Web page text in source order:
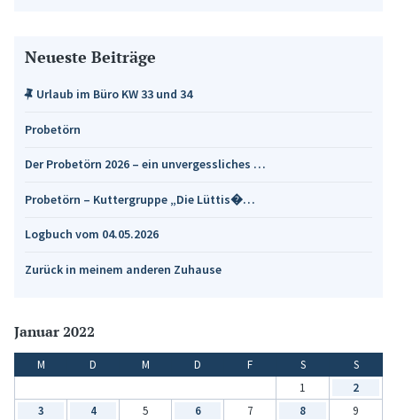
Neueste Beiträge
Urlaub im Büro KW 33 und 34
Probetörn
Der Probetörn 2026 – ein unvergessliches …
Probetörn – Kuttergruppe „Die Lüttis�…
Logbuch vom 04.05.2026
Zurück in meinem anderen Zuhause
Januar 2022
M D M D F S
S
1
2
3
4 5 6 7 8 9